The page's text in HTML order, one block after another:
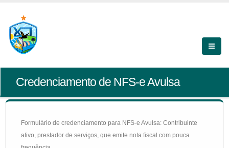
Credenciamento de NFS-e Avulsa
Formulário de credenciamento para NFS-e Avulsa: Contribuinte
ativo, prestador de serviços, que emite nota fiscal com pouca